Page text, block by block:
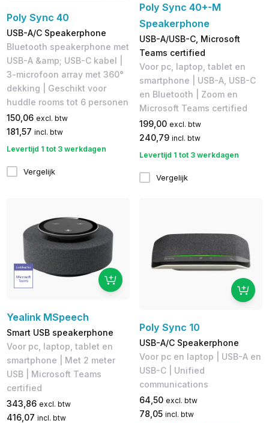
Poly Sync 40
USB-A/C Speakerphone
Bluetooth speakerphone met
USB-A &amp; USB-C kabel |
3-microfoon array met 360°
dekking | Geschikt voor
huddle rooms tot 6 personen
150,06 excl. btw
181,57 incl. btw
Levertijd 1 tot 3 werkdagen
Vergelijk
Poly Sync 40+-M
Speakerphone
USB-A/USB-C, Microsoft
Teams certified
Voor pc, laptop, tablet en
smartphone | USB-A, ​USB-C
en Bluetooth | Zoom en
Microsoft Teams certified
199,00 excl. btw
240,79 incl. btw
Levertijd 1 tot 3 werkdagen
Vergelijk
Yealink MSpeech
Smart USB speakerphone
Voor pc, laptop, tablet en
smartphone | Met 2 meter
USB | Microsoft Teams
certified
343,86 excl. btw
416,07 incl. btw
Poly Sync 10
USB-A/C Speakerphone
Voor pc en laptop | USB-A en
USB-C | Unified
communications
64,50 excl. btw
78,05 incl. btw